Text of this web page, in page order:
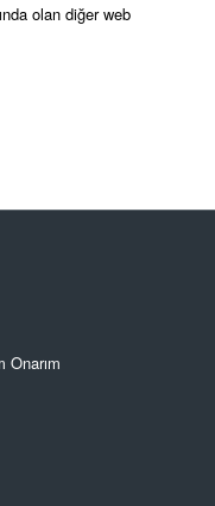
olan diğer web
Onarım